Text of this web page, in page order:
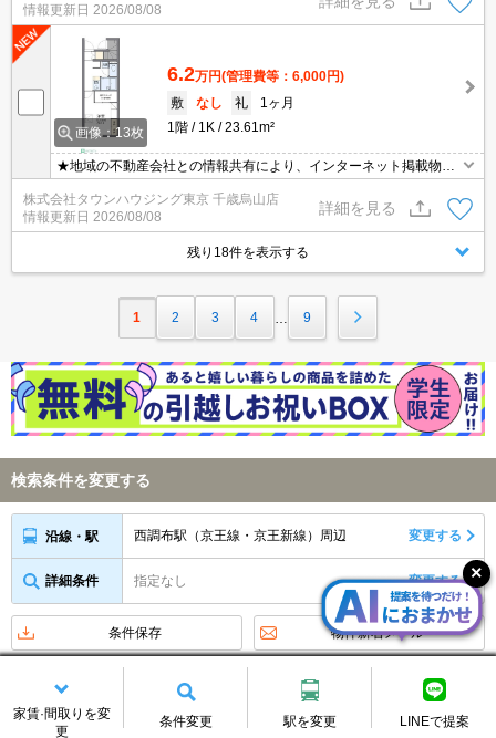
情報更新日 2026/08/08
画像：13枚
6.2万円(管理費等：6,000円)
敷
なし 礼
1ヶ月
1階
1K 23.61m²
★地域の不動産会社との情報共有により、インターネット掲載物件
のほぼ全てがご紹介可能です♪お家賃交渉や礼金交渉などもお気軽に
ご相談ください♪
株式会社タウンハウジング東京 千歳烏山店
情報更新日 2026/08/08
詳細を見る
残り18件を表示する
1 2 3 4 9
家賃·間取りを変
更
条件変更 駅を変更 LINEで提案
検索条件を変更する
沿線・駅 西調布駅（京王線・京王新線）周辺 変更する
詳細条件 指定なし 変更する
条件保存 物件新着メール
アイコンの説明
新着お知らせをメールで受け取る